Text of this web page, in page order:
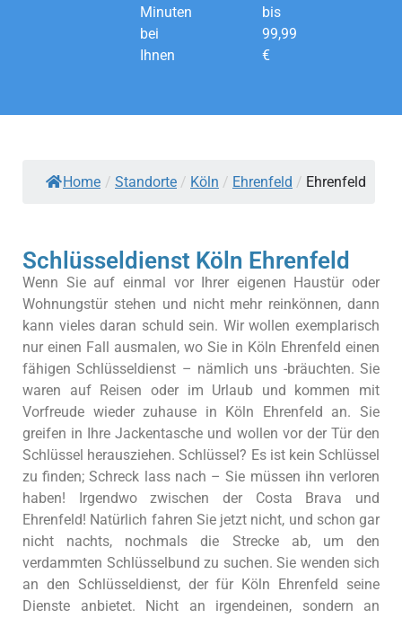
Minuten
bei
Ihnen
bis
99,99
€
Home / Standorte / Köln / Ehrenfeld / Ehrenfeld
Schlüsseldienst Köln Ehrenfeld
Wenn Sie auf einmal vor Ihrer eigenen Haustür oder
Wohnungstür stehen und nicht mehr reinkönnen, dann
kann vieles daran schuld sein. Wir wollen exemplarisch
nur einen Fall ausmalen, wo Sie in Köln Ehrenfeld einen
fähigen Schlüsseldienst – nämlich uns -bräuchten. Sie
waren auf Reisen oder im Urlaub und kommen mit
Vorfreude wieder zuhause in Köln Ehrenfeld an. Sie
greifen in Ihre Jackentasche und wollen vor der Tür den
Schlüssel herausziehen. Schlüssel? Es ist kein Schlüssel
zu finden; Schreck lass nach – Sie müssen ihn verloren
haben! Irgendwo zwischen der Costa Brava und
Ehrenfeld! Natürlich fahren Sie jetzt nicht, und schon gar
nicht nachts, nochmals die Strecke ab, um den
verdammten Schlüsselbund zu suchen. Sie wenden sich
an den Schlüsseldienst, der für Köln Ehrenfeld seine
Dienste anbietet. Nicht an irgendeinen, sondern an